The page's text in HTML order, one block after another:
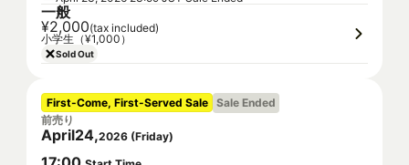
一般
¥2,000(tax included)
小学生（¥1,000）
Sold Out
First-Come, First-Served Sale Sale Ended
前売り
April24,2026 (Friday)